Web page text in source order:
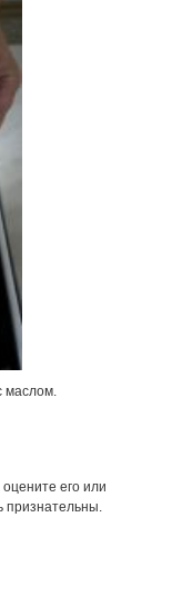
маслом.
его или